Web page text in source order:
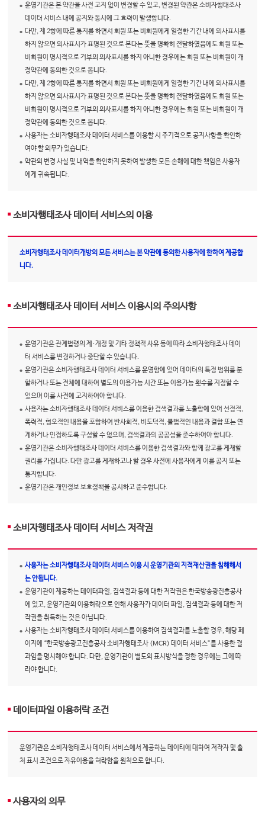
운영기관은 본 약관을 사전 고지 없이 변경할 수 있고, 변경된 약관은 소비자행태조사
데이터 서비스 내에 공지와 동시에 그 효력이 발생합니다.
다만, 제 2항에 따른 통지를 하면서 회원 또는 비회원에게 일정한 기간 내에 의사표시를
하지 않으면 의사표시가 표명된 것으로 본다는 뜻을 명확히 전달하였음에도 회원 또는
비회원이 명시적으로 거부의 의사표시를 하지 아니한 경우에는 회원 또는 비회원이 개
정약관에 동의한 것으로 봅니다.
다만, 제 2항에 따른 통지를 하면서 회원 또는 비회원에게 일정한 기간 내에 의사표시를
하지 않으면 의사표시가 표명된 것으로 본다는 뜻을 명확히 전달하였음에도 회원 또는
비회원이 명시적으로 거부의 의사표시를 하지 아니한 경우에는 회원 또는 비회원이 개
정약관에 동의한 것으로 봅니다.
사용자는 소비자행태조사 데이터 서비스를 이용할 시 주기적으로 공지사항을 확인하
여야 할 의무가 있습니다.
약관의 변경 사실 및 내역을 확인하지 못하여 발생한 모든 손해에 대한 책임은 사용자
에게 귀속됩니다.
소비자행태조사 데이터 서비스의 이용
소비자행태조사 데이터개방의 모든 서비스는 본 약관에 동의한 사용자에 한하여 제공합
니다.
소비자행태조사 데이터 서비스 이용시의 주의사항
운영기관은 관계법령의 제·개정 및 기타 정책적 사유 등에 따라 소비자행태조사 데이
터 서비스를 변경하거나 중단할 수 있습니다.
운영기관은 소비자행태조사 데이터 서비스를 운영함에 있어 데이터의 특정 범위를 분
할하거나 또는 전체에 대하여 별도의 이용가능 시간 또는 이용가능 횟수를 지정할 수
있으며 이를 사전에 고지하여야 합니다.
사용자는 소비자행태조사 데이터 서비스를 이용한 검색결과를 노출함에 있어 선정적,
폭력적, 혐오적인 내용을 포함하여 반사회적, 비도덕적, 불법적인 내용과 결합 또는 연
계하거나 인접하도록 구성할 수 없으며, 검색결과의 공공성을 준수하여야 합니다.
운영기관은 소비자행태조사 데이터 서비스를 이용한 검색결과와 함께 광고를 게재할
권리를 가집니다. 다만 광고를 게재하고나 할 경우 사전에 사용자에게 이를 공지 또는
통지합니다.
운영기관은 개인정보 보호정책을 공시하고 준수합니다.
소비자행태조사 데이터 서비스 저작권
사용자는 소비자행태조사 데이터 서비스 이용 시 운영기관의 지적재산권을 침해해서
는 안됩니다.
운영기관이 제공하는 데이터파일, 검색결과 등에 대한 저작권은 한국방송광진흥공사
에 있고, 운영기관의 이용허락으로 인해 사용자가 데이터 파일, 검색결과 등에 대한 저
작권을 취득하는 것은 아닙니다.
사용자는 소비자행태조사 데이터 서비스를 이용하여 검색결과를 노출할 경우, 해당 페
이지에 “한국방송광고진흥공사 소비자행태조사 (MCR) 데이터 서비스”를 사용한 결
과임을 명시해야 합니다. 다만, 운영기관이 별도의 표시방식을 정한 경우에는 그에 따
라야 합니다.
데이터파일 이용허락 조건
운영기관은 소비자행태조사 데이터 서비스에서 제공하는 데이터에 대하여 저작자 및 출
처 표시 조건으로 자유이용을 허락함을 원칙으로 합니다.
사용자의 의무